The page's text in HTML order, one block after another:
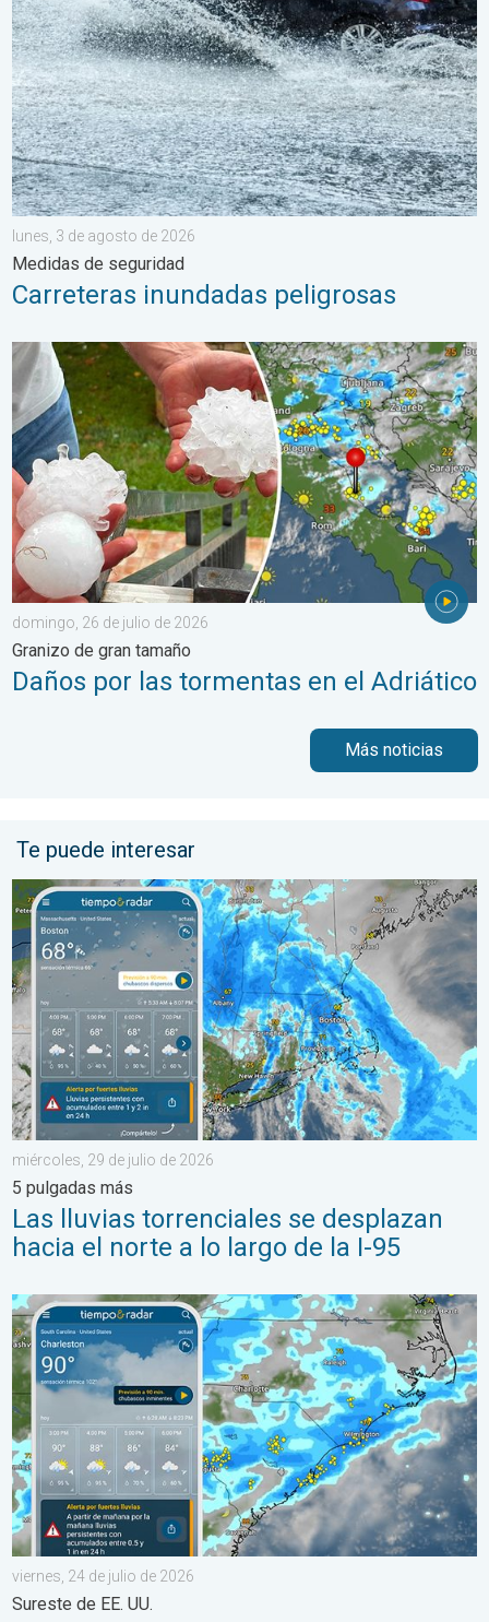
lunes, 3 de agosto de 2026
Medidas de seguridad
Carreteras inundadas peligrosas
Daños por las tormentas en el Adriático. Granizo de gran
domingo, 26 de julio de 2026
Granizo de gran tamaño
Daños por las tormentas en el Adriático
Más noticias
Te puede interesar
Las lluvias torrenciales se desplazan hacia el norte a lo
miércoles, 29 de julio de 2026
5 pulgadas más
Las lluvias torrenciales se desplazan
hacia el norte a lo largo de la I-95
El episodio de lluvias que se ha prolongado durante varios
viernes, 24 de julio de 2026
Sureste de EE. UU.